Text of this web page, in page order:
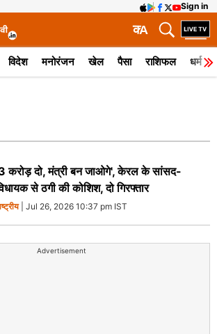
Sign in
A
क
विदेश मनोरंजन खेल पैसा राशिफल धर्म
करोड़ दो, मंत्री बन जाओगे', केरल के सांसद-
से ठगी की कोशिश, दो गिरफ्तार
| Jul 26, 2026 10:37 pm IST
Advertisement